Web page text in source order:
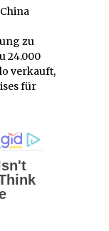
zu
24.000
verkauft,
für